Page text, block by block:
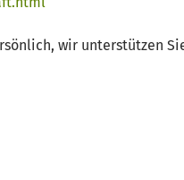
wir unterstützen